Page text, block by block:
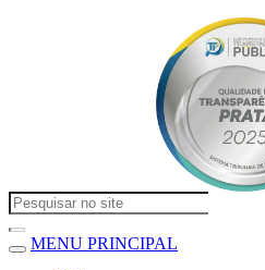
MENU PRINCIPAL